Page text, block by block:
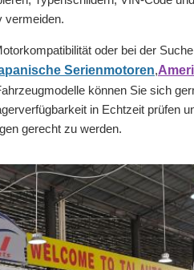
vermeiden.
oder bei der
Serienmotoren,
können Sie sich
in Echtzeit prüfen
gerecht zu werden.